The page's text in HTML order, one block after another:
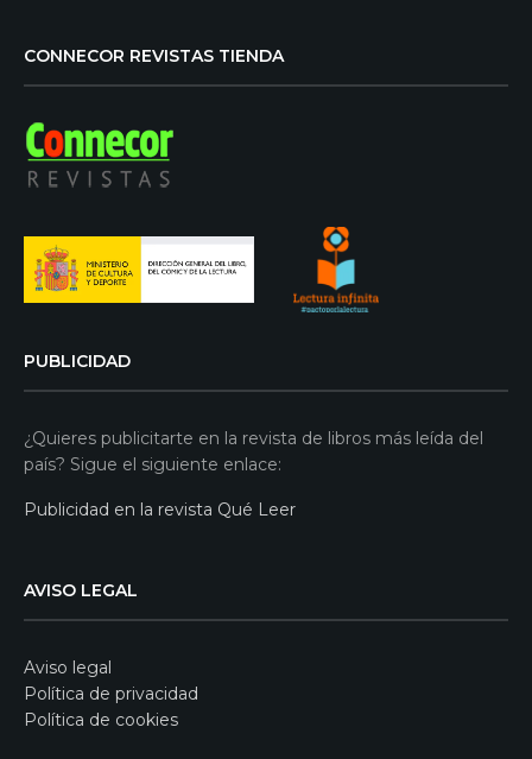
CONNECOR REVISTAS TIENDA
PUBLICIDAD
¿Quieres publicitarte en la revista de libros más leída del
país? Sigue el siguiente enlace:
Publicidad en la revista Qué Leer
AVISO LEGAL
Aviso legal
Política de privacidad
Política de cookies